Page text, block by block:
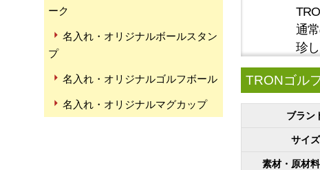
ーク
名入れ・オリジナルボールスタン
プ
名入れ・オリジナルゴルフボール
名入れ・オリジナルマグカップ
通
珍
TRONゴル
ブラン
サイズ
素材・原材